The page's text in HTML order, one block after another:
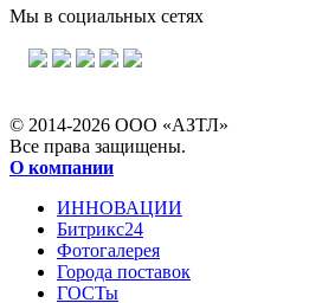
Мы в социальных сетях
© 2014-2026 ООО «АЗТЛ»
Все права защищены.
О компании
ИННОВАЦИИ
Битрикс24
Фотогалерея
Города поставок
ГОСТы